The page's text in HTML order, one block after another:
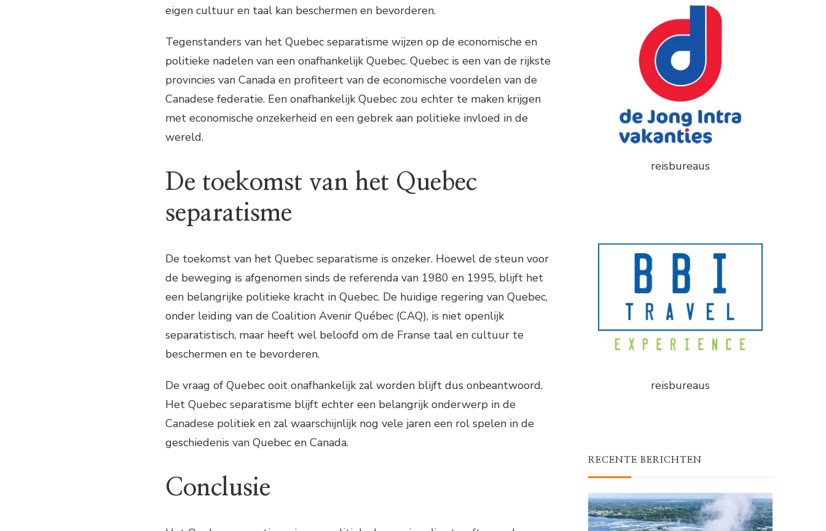
eigen cultuur en taal kan beschermen en bevorderen.
Tegenstanders van het Quebec separatisme wijzen op de economische en
politieke nadelen van een onafhankelijk Quebec. Quebec is een van de rijkste
provincies van Canada en profiteert van de economische voordelen van de
Canadese federatie. Een onafhankelijk Quebec zou echter te maken krijgen
met economische onzekerheid en een gebrek aan politieke invloed in de
wereld.
De toekomst van het Quebec
separatisme
De toekomst van het Quebec separatisme is onzeker. Hoewel de steun voor
de beweging is afgenomen sinds de referenda van 1980 en 1995, blijft het
een belangrijke politieke kracht in Quebec. De huidige regering van Quebec,
onder leiding van de Coalition Avenir Québec (CAQ), is niet openlijk
separatistisch, maar heeft wel beloofd om de Franse taal en cultuur te
beschermen en te bevorderen.
De vraag of Quebec ooit onafhankelijk zal worden blijft dus onbeantwoord.
Het Quebec separatisme blijft echter een belangrijk onderwerp in de
Canadese politiek en zal waarschijnlijk nog vele jaren een rol spelen in de
geschiedenis van Quebec en Canada.
Conclusie
reisbureaus
reisbureaus
RECENTE BERICHTEN